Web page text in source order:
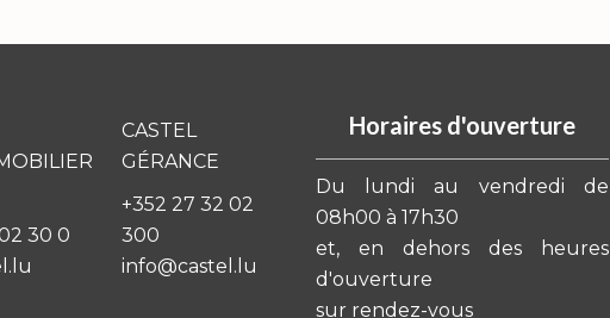
30 0
CASTEL
GÉRANCE
+352 27 32 02
300
info@castel.lu
Horaires d'ouverture
Du lundi au vendredi de
08h00 à 17h30
et, en dehors des heures
d'ouverture
sur rendez-vous